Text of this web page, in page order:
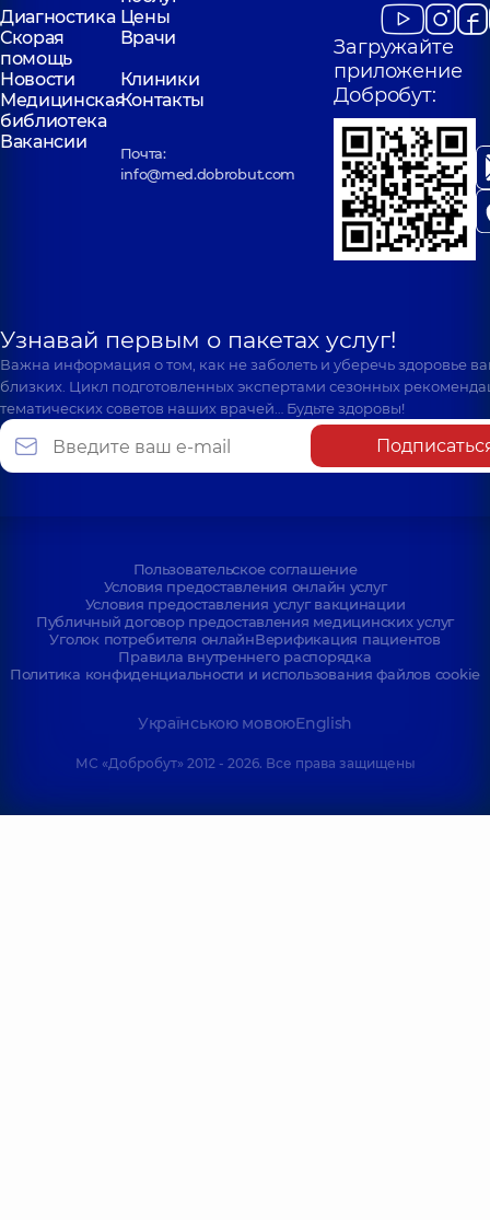
опыта
Онкодерматология,
4 лет опыта
Диагностика Цены
Скорая
помощь
Врачи
Новости
Клиники
Медицинская
библиотека
Контакты
Вакансии
Почта:
info@med.dobrobut.com
Загружайте
приложение
Добробут:
Узнавай первым о пакетах услуг!
Важна информация о том, как не заболеть и уберечь здоровье
близких. Цикл подготовленных экспертами сезонных
тематических советов наших врачей… Будьте здоровы!
Пользовательское соглашение
Условия предоставления онлайн услуг
Условия предоставления услуг вакцинации
Публичный договор предоставления медицинских услуг
Уголок потребителя онлайнВерификация пациентов
Правила внутреннего распорядка
Политика конфиденциальности и использования файлов cookie
Українською мовоюEnglish
МС «Добробут» 2012 - 2026. Все права защищены